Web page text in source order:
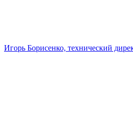
Игорь Борисенко, технический